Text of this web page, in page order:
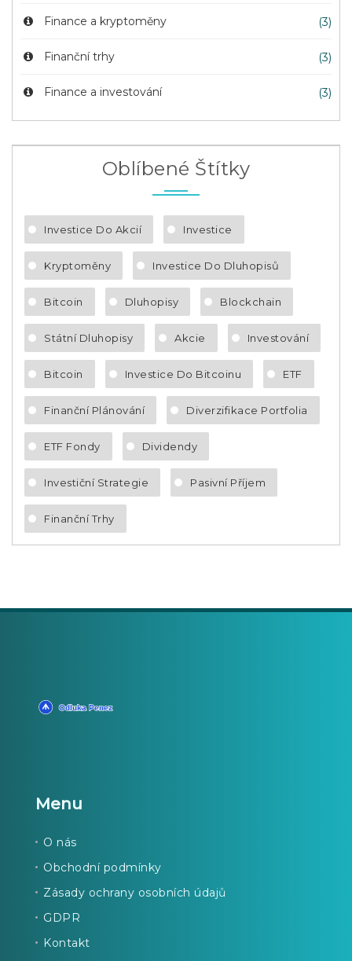
Finance a kryptoměny (3)
Finanční trhy (3)
Finance a investování (3)
Oblíbené Štítky
Investice Do Akcií Investice
Kryptoměny Investice Do Dluhopisů
Bitcoin Dluhopisy Blockchain
Státní Dluhopisy Akcie Investování
Bitcoin Investice Do Bitcoinu ETF
Finanční Plánování Diverzifikace Portfolia
ETF Fondy Dividendy
Investiční Strategie Pasivní Příjem
Finanční Trhy
Menu
O nás
Obchodní podmínky
Zásady ochrany osobních údajů
GDPR
Kontakt